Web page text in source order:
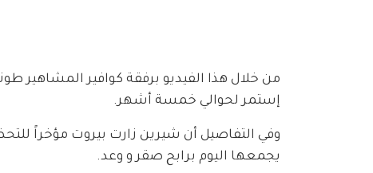
من خلال هذا الفيديو برفقة كوافير المشاهير
إستمر لحوالي خمسة أشهر.
وفي التفاصيل أن شيرين زارت بيروت مؤخراً
يجمعها اليوم برابح صقر و وعد.